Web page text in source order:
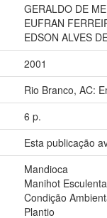
GERALDO DE
EUFRAN
EDSON ALVES
2001
Rio Branco, AC:
6 p.
Esta publicação
Mandioca
Manihot Esculenta
Condição
Plantio